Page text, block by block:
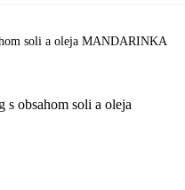
soli a oleja MANDARINKA